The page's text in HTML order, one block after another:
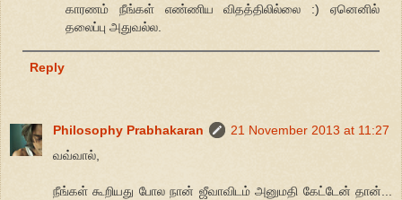
காரணம் நீங்கள் எண்ணிய விதத்திலில்லை :) ஏனெனில்
தலைப்பு அதுவல்ல.
Reply
Philosophy Prabhakaran
21 November 2013 at 11:27
வவ்வால்,
நீங்கள் கூறியது போல நான் ஜீவாவிடம் அனுமதி கேட்டேன் தான்...